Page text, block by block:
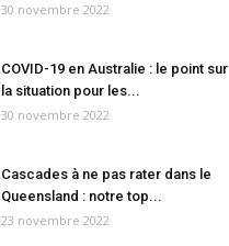
30 novembre 2022
COVID-19 en Australie : le point sur
la situation pour les...
30 novembre 2022
Cascades à ne pas rater dans le
Queensland : notre top...
23 novembre 2022